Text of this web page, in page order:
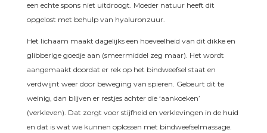
een echte spons niet uitdroogt. Moeder natuur heeft dit
opgelost met behulp van hyaluronzuur.
Het lichaam maakt dagelijks een hoeveelheid van dit dikke en
glibberige goedje aan (smeermiddel zeg maar). Het wordt
aangemaakt doordat er rek op het bindweefsel staat en
verdwijnt weer door beweging van spieren. Gebeurt dit te
weinig, dan blijven er restjes achter die ‘aankoeken’
(verkleven). Dat zorgt voor stijfheid en verklevingen in de huid
en dat is wat we kunnen oplossen met bindweefselmassage.